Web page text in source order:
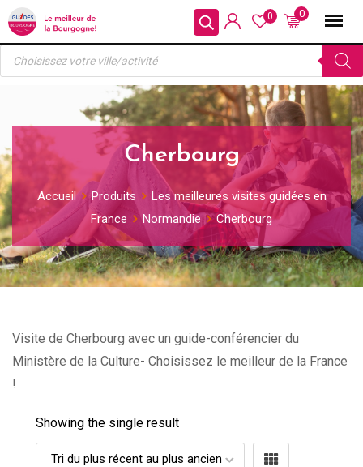
Skip
to
content
0
0
Recherche
produits
Cherbourg
Accueil Produits
Les meilleures visites guidées en
France
Normandie Cherbourg
Visite de Cherbourg avec un guide-conférencier du
Ministère de la Culture- Choisissez le meilleur de la France
!
Showing the single result